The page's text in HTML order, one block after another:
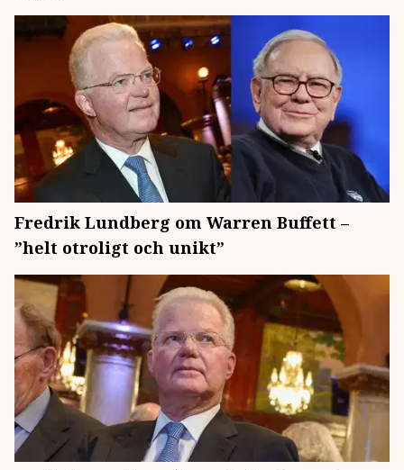
Fredrik Lundberg om Warren Buffett –
”helt otroligt och unikt”